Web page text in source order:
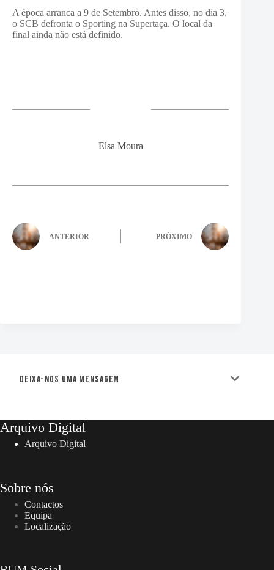
A época arranca a 9 de Setembro. Antes disso, no dia 3,
o SCB defronta o Sporting na Supertaça. O local da
final ainda não está definido.
Elsa Moura
ANTERIOR PRÓXIMO
Deixa-nos uma mensagem
Arquivo Digital
Arquivo Digital
Sobre nós
Contactos
Equipa
Localização